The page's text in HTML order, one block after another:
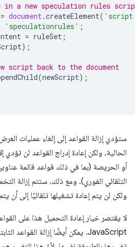
a new speculation rules
= document .createElement(
'speculationrules' ;
= ruleSet ;
);
script back to the document
(newScript);
ستؤدي إزالة القواعد إلى إلغاء عمليات
الحالية، ولكن إعادة إدراج القواعد لن تؤدي
التلقائي الفوري). ومع ذلك، ستتم إزالة
ولكن لن يتم إعادة تشغيلها تلقائيًا إلى أن
لا يقتصر خيار إعادة التحميل هذا على